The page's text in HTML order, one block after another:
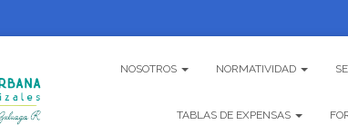
NOSOTROS NORMATIVIDAD
TABLAS DE EXPENSAS